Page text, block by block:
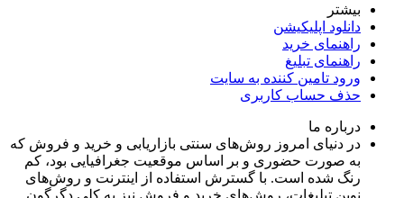
بیشتر
دانلود اپلیکیشن
راهنمای خرید
راهنمای تبلیغ
ورود تامین کننده به سایت
حذف حساب کاربری
درباره ما
در دنیای امروز روش‌های سنتی بازاریابی و خرید و فروش که
به صورت حضوری و بر اساس موقعیت جغرافیایی بود، کم
رنگ شده است. با گسترش استفاده از اینترنت و روش‌های
نوین تبلیغات، روش‌های خرید و فروش نیز به کلی دگرگون